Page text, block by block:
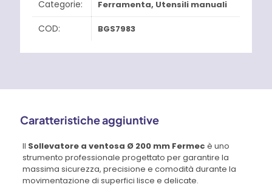
Categorie: Ferramenta, Utensili manuali
COD: BGS7983
Caratteristiche aggiuntive
Il Sollevatore a ventosa Ø 200 mm Fermec è uno
strumento professionale progettato per garantire la
massima sicurezza, precisione e comodità durante la
movimentazione di superfici lisce e delicate.